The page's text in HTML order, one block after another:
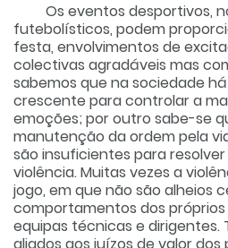
Os eventos desportivos,
futebolísticos, podem
festa, envolvimentos de
colectivas agradáveis mas
sabemos que na sociedade
crescente para controlar a
emoções; por outro sabe-se
manutenção da ordem pela
são insuficientes para
violência. Muitas vezes a
jogo, em que não são alheios
comportamentos dos
equipas técnicas e